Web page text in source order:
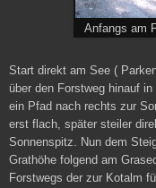
Anfangs am
Start direkt am See (
über den Forstweg hinauf
ein Pfad nach rechts zur
erst flach, später steiler
Sonnenspitz. Nun dem
Grathöhe folgend am
Forstwegs der zur Kotalm